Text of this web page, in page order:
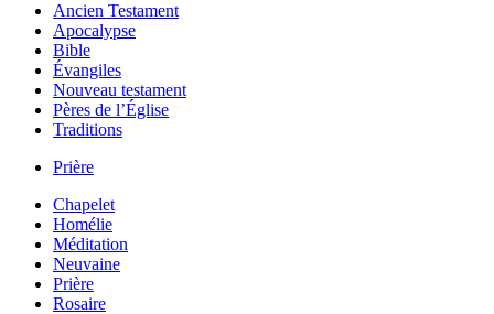
Ancien Testament
Apocalypse
Bible
Évangiles
Nouveau testament
Pères de l’Église
Traditions
Prière
Chapelet
Homélie
Méditation
Neuvaine
Prière
Rosaire